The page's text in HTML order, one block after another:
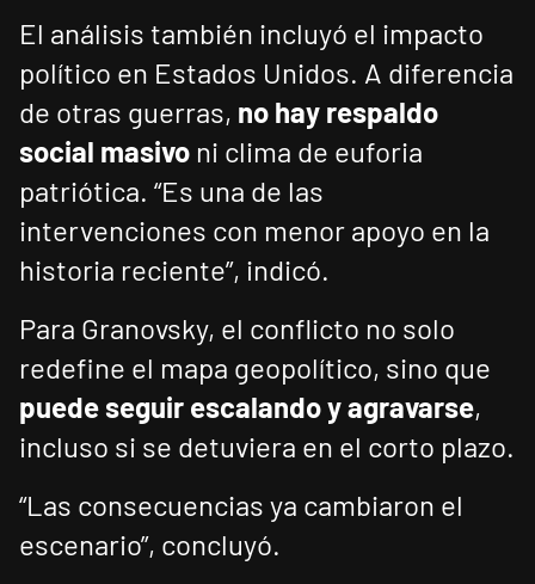
El análisis también incluyó el impacto
político en Estados Unidos. A diferencia
de otras guerras, no hay respaldo
social masivo ni clima de euforia
patriótica. “Es una de las
intervenciones con menor apoyo en la
historia reciente”, indicó.
Para Granovsky, el conflicto no solo
redefine el mapa geopolítico, sino que
puede seguir escalando y agravarse,
incluso si se detuviera en el corto plazo.
“Las consecuencias ya cambiaron el
escenario”, concluyó.